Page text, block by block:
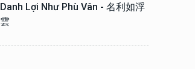
Danh Lợi Như Phù Vân - 名利如浮
雲